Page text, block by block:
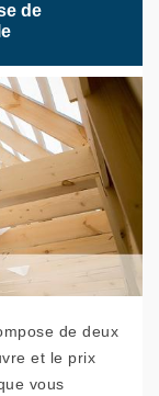
de
de deux
et le prix
vous